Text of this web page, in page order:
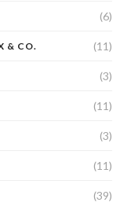
(6)
& CO. (11)
(3)
(11)
(3)
(11)
(39)